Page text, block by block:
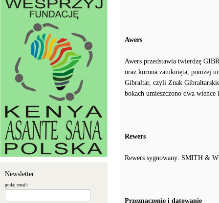
Newsletter
podaj email:
Awers
Awers przedstawia twierdzę
oraz korona zamknięta, poniżej
Gibraltar, czyli Znak
bokach umieszczono dwa wieńce
Rewers
Rewers sygnowany: SMITH &
Przeznaczenie i datowanie